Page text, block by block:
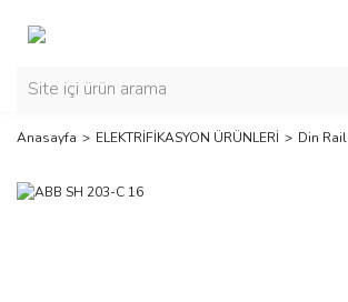
Anasayfa ELEKTRİFİKASYON ÜRÜNLERİ Din Rail